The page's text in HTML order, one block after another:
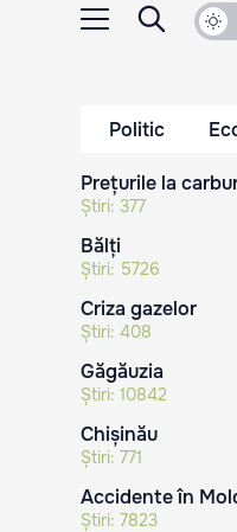
Politic
Prețurile la
Știri: 377
Bălți
Știri: 5726
Criza gazelor
Știri: 408
Găgăuzia
Știri: 10842
Chișinău
Știri: 771
Accidente în
Știri: 7823